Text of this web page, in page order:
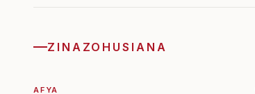
ZINAZOHUSIANA
AFYA